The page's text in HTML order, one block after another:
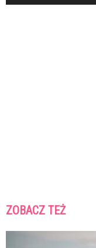
ZOBACZ TEŻ